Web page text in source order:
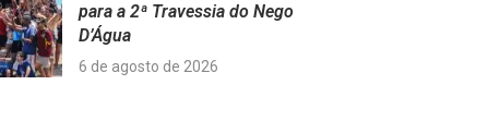
para a 2ª Travessia do Nego
D’Água
6 de agosto de 2026